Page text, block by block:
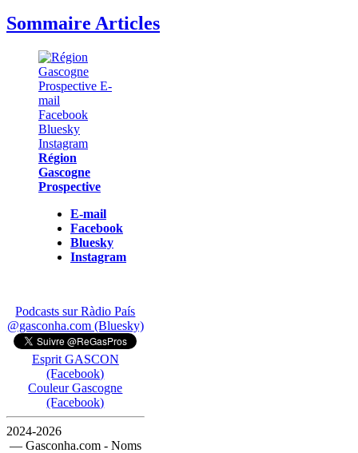
Sommaire Articles
Région
Gascogne
Prospective
E-mail
Facebook
Bluesky
Instagram
Podcasts sur Ràdio País
@gasconha.com (Bluesky)
Esprit GASCON
(Facebook)
Couleur Gascogne
(Facebook)
2024-2026
— Gasconha.com - Noms